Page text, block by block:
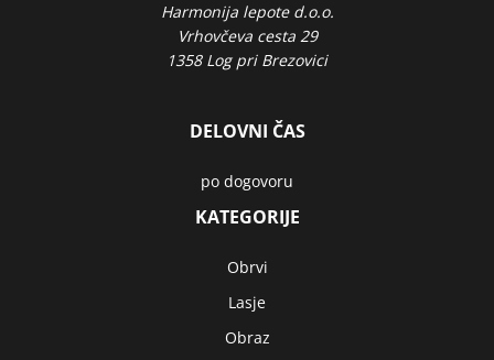
Harmonija lepote d.o.o.
Vrhovčeva cesta 29
1358 Log pri Brezovici
DELOVNI ČAS
po dogovoru
KATEGORIJE
Obrvi
Lasje
Obraz